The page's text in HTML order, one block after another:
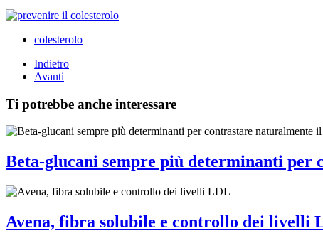
colesterolo
Indietro
Avanti
Ti potrebbe anche interessare
Beta-glucani sempre più determinanti per
Avena, fibra solubile e controllo dei livelli